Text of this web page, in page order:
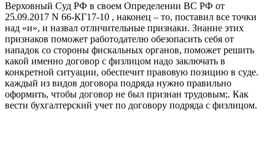
Верховный Суд РФ в своем Определении ВС РФ от
25.09.2017 N 66-КГ17-10 , наконец – то, поставил все точки
над «и», и назвал отличительные признаки. Знание этих
признаков поможет работодателю обезопасить себя от
нападок со стороны фискальных органов, поможет решить
какой именно договор с физлицом надо заключать в
конкретной ситуации, обеспечит правовую позицию в суде.
каждый из видов договора подряда нужно правильно
оформить, чтобы договор не был признан трудовым;. Как
вести бухгалтерский учет по договору подряда с физлицом.